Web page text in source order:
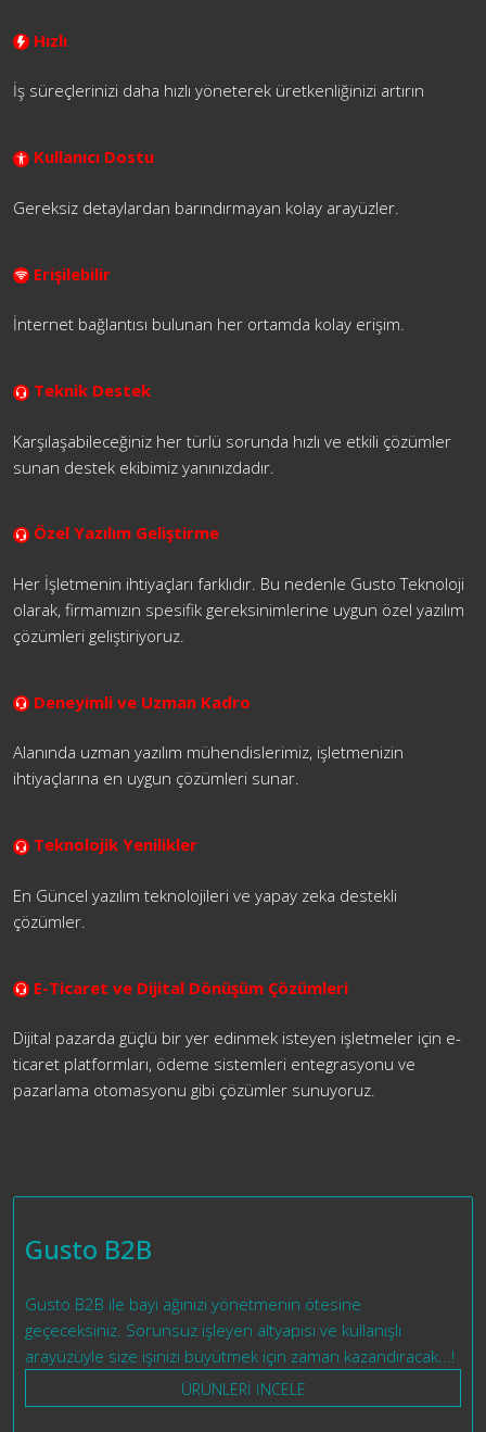
Hızlı
İş süreçlerinizi daha hızlı yöneterek üretkenliğinizi artırın
Kullanıcı Dostu
Gereksiz detaylardan barındırmayan kolay arayüzler.
Erişilebilir
İnternet bağlantısı bulunan her ortamda kolay erişim.
Teknik Destek
Karşılaşabileceğiniz her türlü sorunda hızlı ve etkili çözümler
sunan destek ekibimiz yanınızdadır.
Özel Yazılım Geliştirme
Her İşletmenin ihtiyaçları farklıdır. Bu nedenle Gusto Teknoloji
olarak, firmamızın spesifik gereksinimlerine uygun özel yazılım
çözümleri geliştiriyoruz.
Deneyimli ve Uzman Kadro
Alanında uzman yazılım mühendislerimiz, işletmenizin
ihtiyaçlarına en uygun çözümleri sunar.
Teknolojik Yenilikler
En Güncel yazılım teknolojileri ve yapay zeka destekli
çözümler.
E-Ticaret ve Dijital Dönüşüm Çözümleri
Dijital pazarda güçlü bir yer edinmek isteyen işletmeler için e-
ticaret platformları, ödeme sistemleri entegrasyonu ve
pazarlama otomasyonu gibi çözümler sunuyoruz.
Gusto B2B
Gusto B2B ile bayi ağınızı yönetmenin ötesine
geçeceksiniz. Sorunsuz işleyen altyapısı ve kullanışlı
arayüzüyle size işinizi büyütmek için zaman kazandıracak...!
ÜRÜNLERİ İNCELE